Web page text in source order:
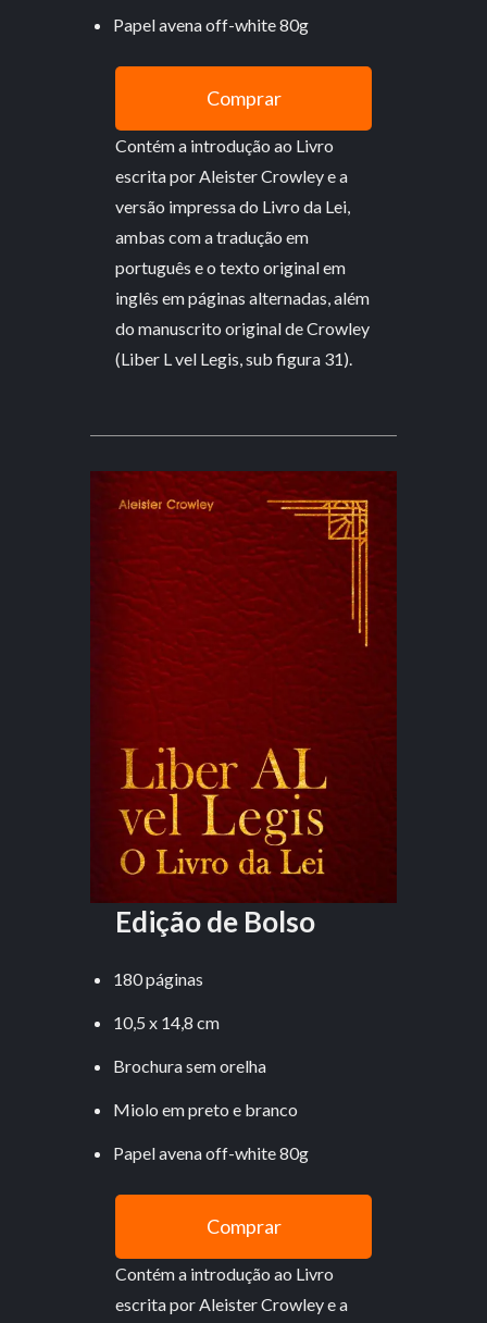
Papel avena off-white 80g
Comprar
Contém a introdução ao Livro
escrita por Aleister Crowley e a
versão impressa do Livro da Lei,
ambas com a tradução em
português e o texto original em
inglês em páginas alternadas, além
do manuscrito original de Crowley
(Liber L vel Legis, sub figura 31).
Edição de Bolso
180 páginas
10,5 x 14,8 cm
Brochura sem orelha
Miolo em preto e branco
Papel avena off-white 80g
Comprar
Contém a introdução ao Livro
escrita por Aleister Crowley e a